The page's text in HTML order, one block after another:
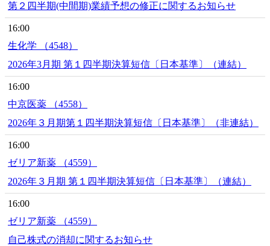
第２四半期(中間期)業績予想の修正に関するお知らせ
16:00
生化学 （4548）
2026年3月期 第１四半期決算短信〔日本基準〕（連結）
16:00
中京医薬 （4558）
2026年３月期第１四半期決算短信〔日本基準〕（非連結）
16:00
ゼリア新薬 （4559）
2026年３月期 第１四半期決算短信〔日本基準〕（連結）
16:00
ゼリア新薬 （4559）
自己株式の消却に関するお知らせ